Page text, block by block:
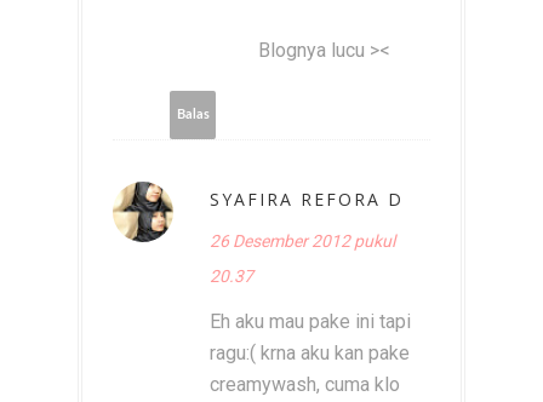
Blognya lucu ><
Balas
SYAFIRA REFORA D
26 Desember 2012 pukul
20.37
Eh aku mau pake ini tapi
ragu:( krna aku kan pake
creamywash, cuma klo